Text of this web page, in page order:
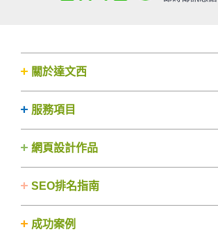
關於達文西
服務項目
網頁設計作品
SEO排名指南
成功案例